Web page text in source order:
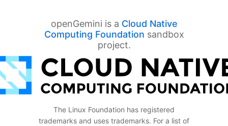
openGemini is a Cloud Native
Computing Foundation sandbox
project.
The Linux Foundation has registered
trademarks and uses trademarks. For a list of